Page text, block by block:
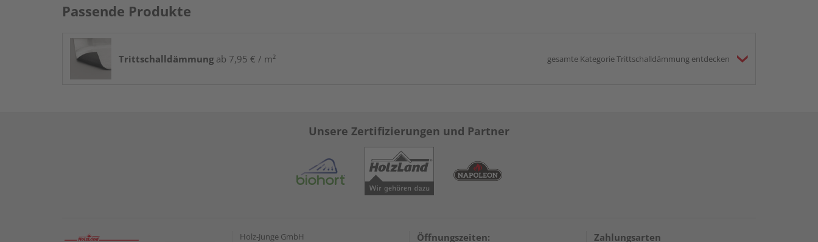
Passende Produkte
Trittschalldämmung ab 7,95 € / m² gesamte Kategorie Trittschalldämmung entdecken
Unsere Zertifizierungen und Partner
Holz-Junge GmbH
Öffnungszeiten: Zahlungsarten